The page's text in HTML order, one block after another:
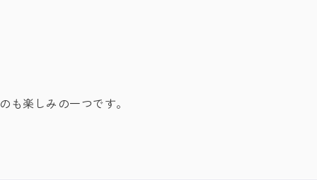
楽しみの一つです。